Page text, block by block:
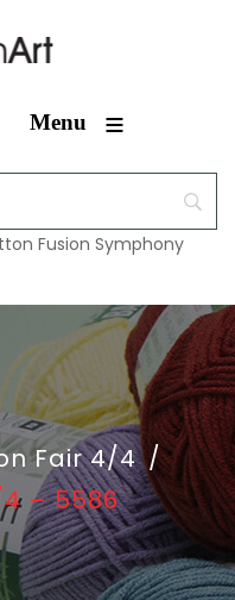
Menu ≡
Fusion Symphony
Fair 4/4 /
– 5586